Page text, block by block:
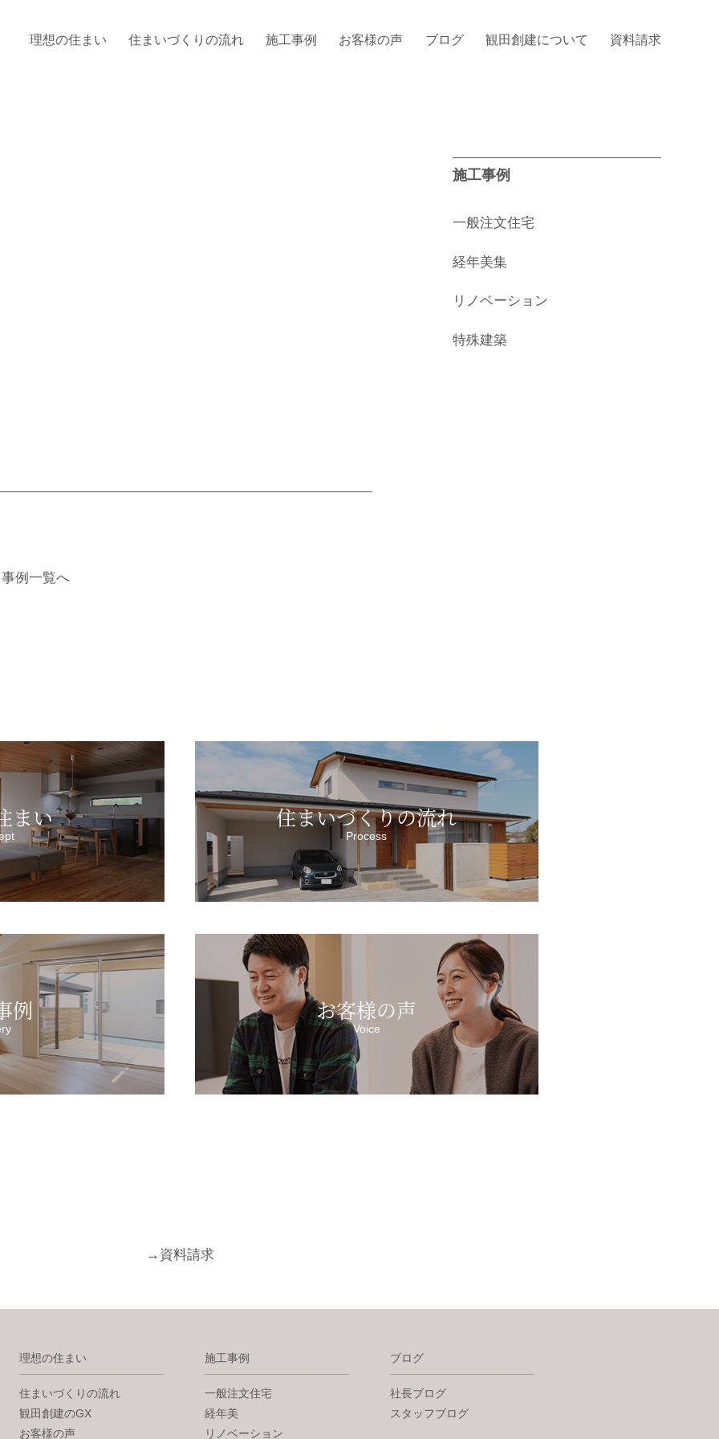
理想の住まい 住まいづくりの流れ 施工事例 お客様の声 ブログ 観田創建について 資料請求
事例一覧へ
施工事例
一般注文住宅
経年美集
リノベーション
特殊建築
まい 住まいづくりの流れ
Process
例 お客様の声
Voice
→ 資料請求
理想の住まい
住まいづくりの流れ
観田創建のGX
お客様の声
施工事例
一般注文住宅
経年美
リノベーション
ブログ
社長ブログ
スタッフブログ